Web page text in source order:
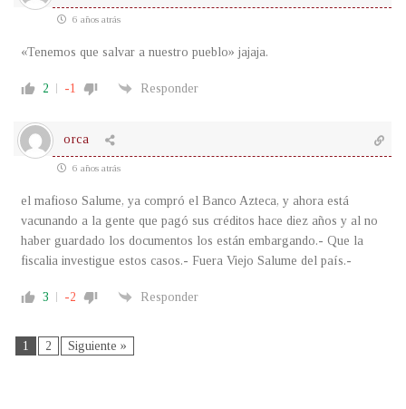
6 años atrás
«Tenemos que salvar a nuestro pueblo» jajaja.
2 -1 Responder
orca
6 años atrás
el mafioso Salume, ya compró el Banco Azteca, y ahora está
vacunando a la gente que pagó sus créditos hace diez años y al no
haber guardado los documentos los están embargando.- Que la
fiscalia investigue estos casos.- Fuera Viejo Salume del país.-
3 -2 Responder
1 2 Siguiente »